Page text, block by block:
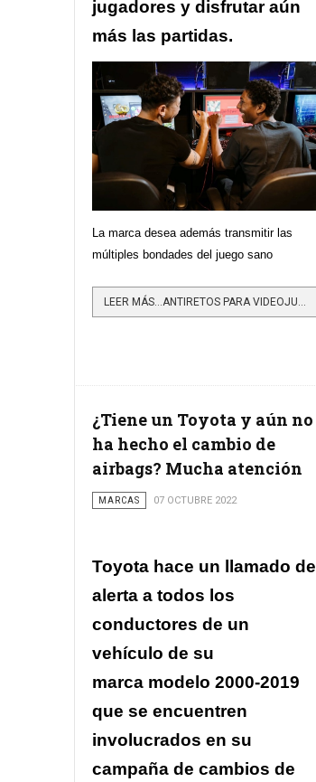
jugadores y disfrutar aún
más las partidas.
La marca desea además transmitir las
múltiples bondades del juego sano
¿Tiene un Toyota y aún no
ha hecho el cambio de
airbags? Mucha atención
MARCAS 07 OCTUBRE 2022
Toyota hace un llamado de
alerta a todos los
conductores de un
vehículo de su
marca modelo 2000-2019
que se encuentren
involucrados en su
campaña de cambios de